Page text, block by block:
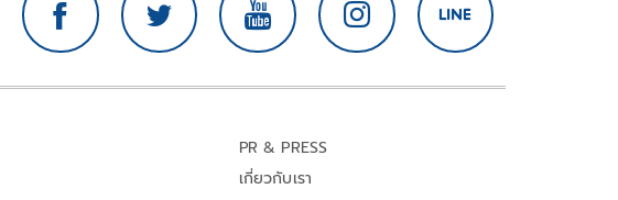
PR & PRESS
เกี่ยวกับเรา